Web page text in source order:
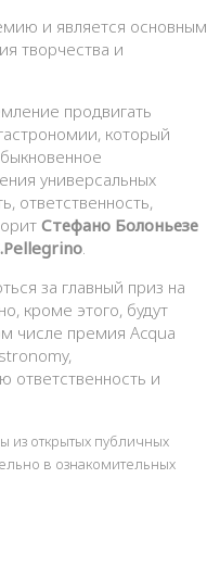
и является основным
творчества и
продвигать
который
универсальных
ответственность,
Стефано Болоньезе
.
за главный приз на
кроме этого, будут
числе премия Acqua
ответственность и
из открытых публичных
в ознакомительных